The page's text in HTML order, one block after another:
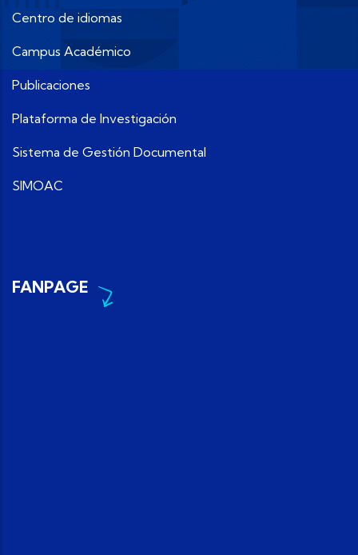
Centro de idiomas
Campus Académico
Publicaciones
Plataforma de Investigación
Sistema de Gestión Documental
SIMOAC
FANPAGE